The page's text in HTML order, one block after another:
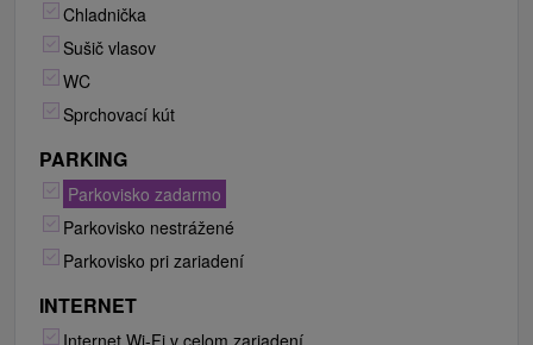
Chladnička
Sušič vlasov
WC
Sprchovací kút
PARKING
Parkovisko zadarmo
Parkovisko nestrážené
Parkovisko pri zariadení
INTERNET
Internet Wi-Fi v celom zariadení